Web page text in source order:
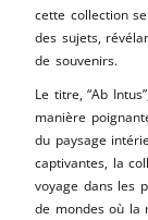
cette collection
des sujets,
de souvenirs.
Le titre, “Ab
manière
du paysage
captivantes, la
voyage dans les
de mondes où la